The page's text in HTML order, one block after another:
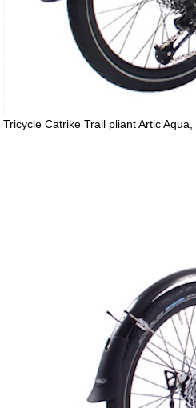
Tricycle Catrike Trail pliant Artic Aqua,